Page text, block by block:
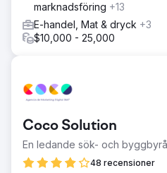
marknadsföring +13
E-handel, Mat & dryck +3
$10,000 - 25,000
Coco Solution
En ledande sök- och
48 recensioner